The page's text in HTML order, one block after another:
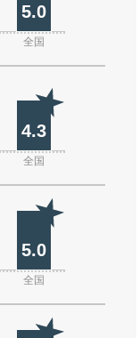
5.0
全国
4.3
全国
5.0
全国